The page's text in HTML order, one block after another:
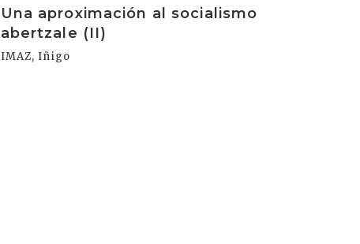
Una aproximación al socialismo
abertzale (II)
IMAZ, Iñigo